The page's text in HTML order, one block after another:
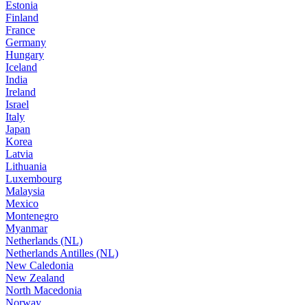
Estonia
Finland
France
Germany
Hungary
Iceland
India
Ireland
Israel
Italy
Japan
Korea
Latvia
Lithuania
Luxembourg
Malaysia
Mexico
Montenegro
Myanmar
Netherlands (NL)
Netherlands Antilles (NL)
New Caledonia
New Zealand
North Macedonia
Norway